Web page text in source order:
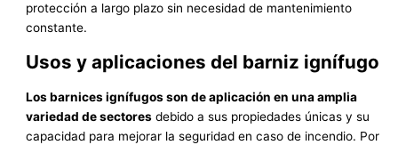
protección a largo plazo sin necesidad de mantenimiento
constante.
Usos y aplicaciones del barniz ignífugo
Los barnices ignífugos son de aplicación en una amplia
variedad de sectores debido a sus propiedades únicas y su
capacidad para mejorar la seguridad en caso de incendio. Por